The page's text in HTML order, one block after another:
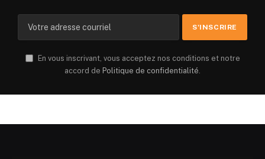
En vous inscrivant, vous acceptez nos conditions et notre
accord de Politique de confidentialité.